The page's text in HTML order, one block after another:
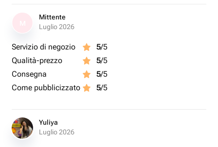
Mittente
Luglio 2026
Servizio di negozio 5/5
Qualità-prezzo
5/5
Consegna
5/5
Come pubblicizzato
5/5
Yuliya
Luglio 2026